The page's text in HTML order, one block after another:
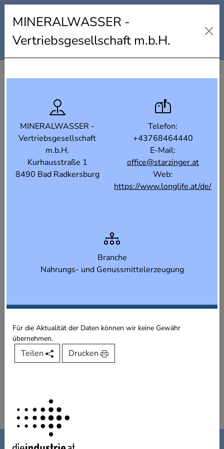
Karte Filter
MINERALWASSER -
Vertriebsgesellschaft m.b.H.
MINERALWASSER -
Vertriebsgesellschaft
m.b.H.
Kurhausstraße 1
8490 Bad Radkersburg
Telefon:
+43768464440
E-Mail:
office@starzinger.at
Web:
https://www.longlife.at/de/
Branche
Nahrungs- und Genussmittelerzeugung
Für die Aktualität der Daten können wir keine Gewähr
übernehmen.
Teilen Drucken
Kontakt